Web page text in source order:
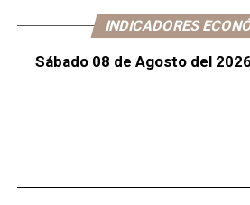
INDICADORES
Sábado 08 de Agosto del